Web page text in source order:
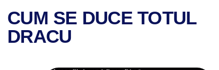
CUM SE DUCE TOTUL
DRACU